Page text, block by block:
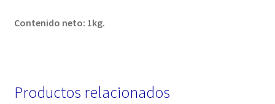
Contenido neto: 1kg.
Productos relacionados